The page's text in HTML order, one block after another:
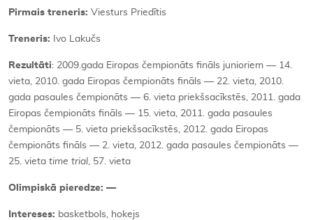
Pirmais treneris: Viesturs Priedītis
Treneris: Ivo Lakučs
Rezultāti: 2009.gada Eiropas čempionāts fināls junioriem — 14.
vieta, 2010. gada Eiropas čempionāts fināls — 22. vieta, 2010.
gada pasaules čempionāts — 6. vieta priekšsacīkstēs, 2011. gada
Eiropas čempionāts fināls — 15. vieta, 2011. gada pasaules
čempionāts — 5. vieta priekšsacīkstēs, 2012. gada Eiropas
čempionāts fināls — 2. vieta, 2012. gada pasaules čempionāts —
25. vieta time trial, 57. vieta
Olimpiskā pieredze: —
Intereses: basketbols, hokejs